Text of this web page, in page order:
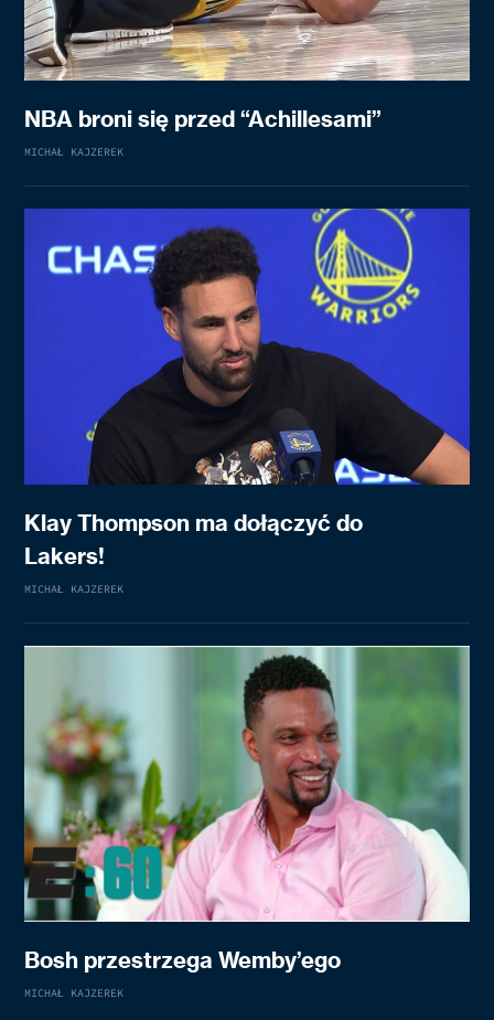
NBA broni się przed “Achillesami”
MICHAŁ KAJZEREK
Klay Thompson ma dołączyć do
Lakers!
MICHAŁ KAJZEREK
Bosh przestrzega Wemby’ego
MICHAŁ KAJZEREK